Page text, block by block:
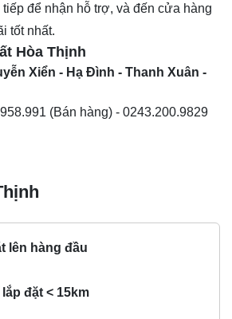
để nhận hỗ trợ, và đến cửa hàng
tốt nhất.
Hòa Thịnh
Xiển - Hạ Đình - Thanh Xuân -
(Bán hàng) - 0243.200.9829
lên hàng đầu
lắp đặt < 15km